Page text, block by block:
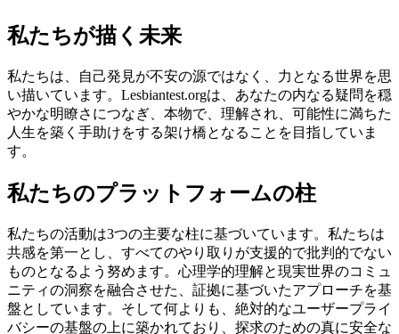
私たちが描く未来
私たちは、自己発見が不安の源ではなく、力となる世界を思
い描いています。Lesbiantest.orgは、あなたの内なる疑問を穏
やかな明瞭さにつなぎ、本物で、理解され、可能性に満ちた
人生を築く手助けをする架け橋となることを目指していま
す。
私たちのプラットフォームの柱
私たちの活動は3つの主要な柱に基づいています。私たちは
共感を第一とし、すべてのやり取りが支援的で批判的でない
ものとなるよう努めます。心理学的理解と現実世界のコミュ
ニティの洞察を融合させた、証拠に基づいたアプローチを基
盤としています。そして何よりも、絶対的なユーザープライ
バシーの基盤の上に築かれており、探求のための真に安全な